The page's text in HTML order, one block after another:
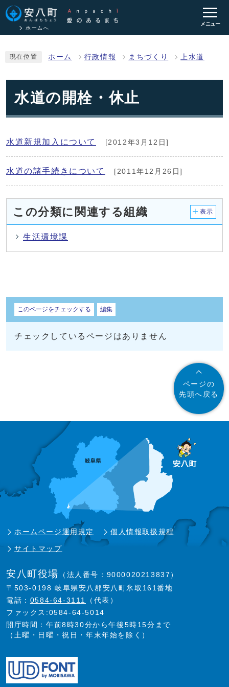
ホームへ
メニュー
現在位置 ホーム 行政情報 まちづくり 上水道
水道の開栓・休止
水道新規加入について [2012年3月12日]
水道の諸手続きについて [2011年12月26日]
この分類に関連する組織 表示
生活環境課
しおり
このページをチェックする 編集
チェックしているページはありません
ページの
先頭へ戻る
ホームページ運用規定 個人情報取扱規程
サイトマップ
安八町役場 （法人番号：9000020213837）
〒503-0198 岐阜県安八郡安八町氷取161番地
電話： 0584-64-3111
（代表）
ファックス:0584-64-5014
開庁時間：午前8時30分から午後5時15分まで
（土曜・日曜・祝日・年末年始を除く）